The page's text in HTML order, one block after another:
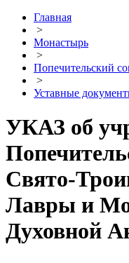
Главная
>
Монастырь
>
Попечительский
>
Уставные
УКАЗ об
Свято-
Лавры и
Духовной